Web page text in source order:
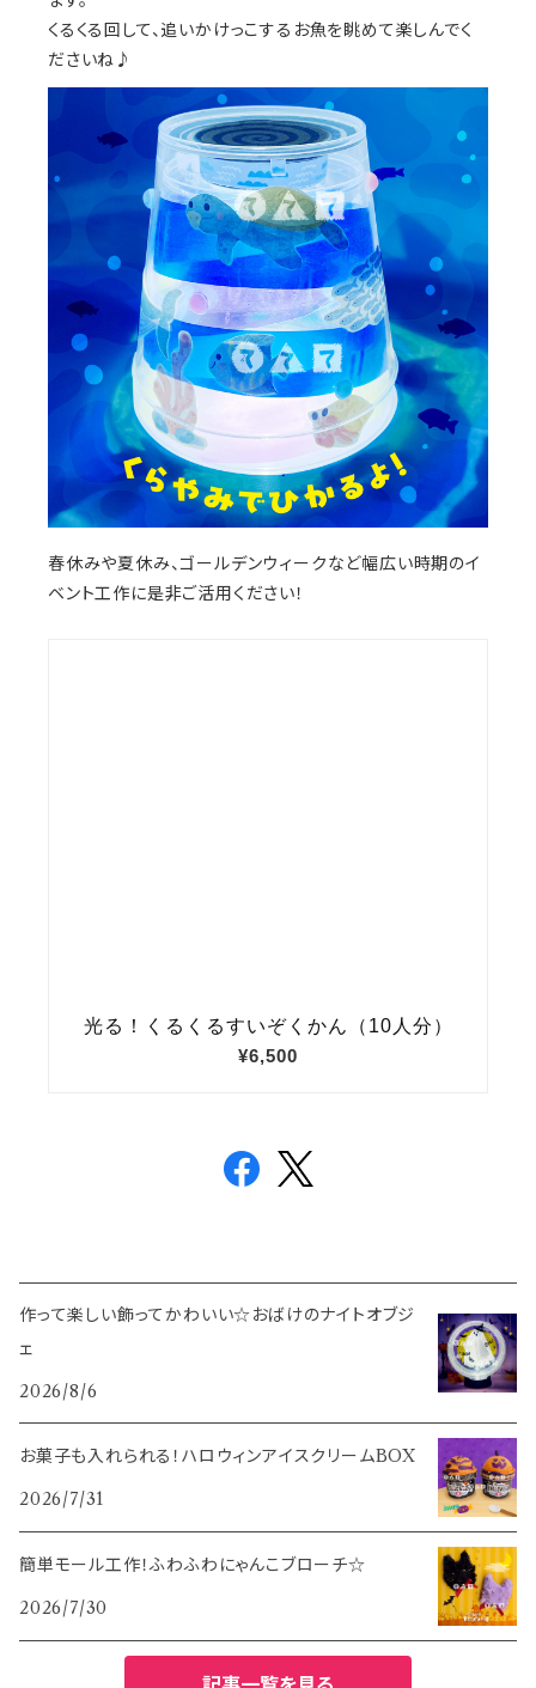
くるくる回して、追いかけっこするお魚を眺めて楽しんでく
ださいね♪
春休みや夏休み、ゴールデンウィークなど幅広い時期のイ
ベント工作に是非ご活用ください！
作って楽しい飾ってかわいい☆おばけのナイトオブジ
ェ
2026/8/6
お菓子も入れられる！ハロウィンアイスクリームBOX
2026/7/31
簡単モール工作！ふわふわにゃんこブローチ☆
2026/7/30